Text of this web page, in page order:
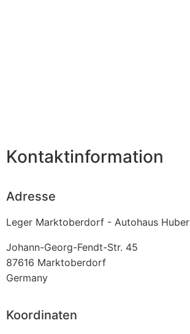
Kontaktinformation
Adresse
Leger Marktoberdorf - Autohaus Huber
Johann-Georg-Fendt-Str. 45
87616 Marktoberdorf
Germany
Koordinaten